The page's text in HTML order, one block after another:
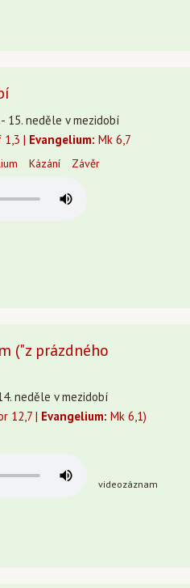
- 15. neděle v mezidobí
1,3 | Evangelium: Mk 6,7
Kázání Závěr
("z prázdného
neděle v mezidobí
12,7 | Evangelium: Mk 6,1)
videozáznam